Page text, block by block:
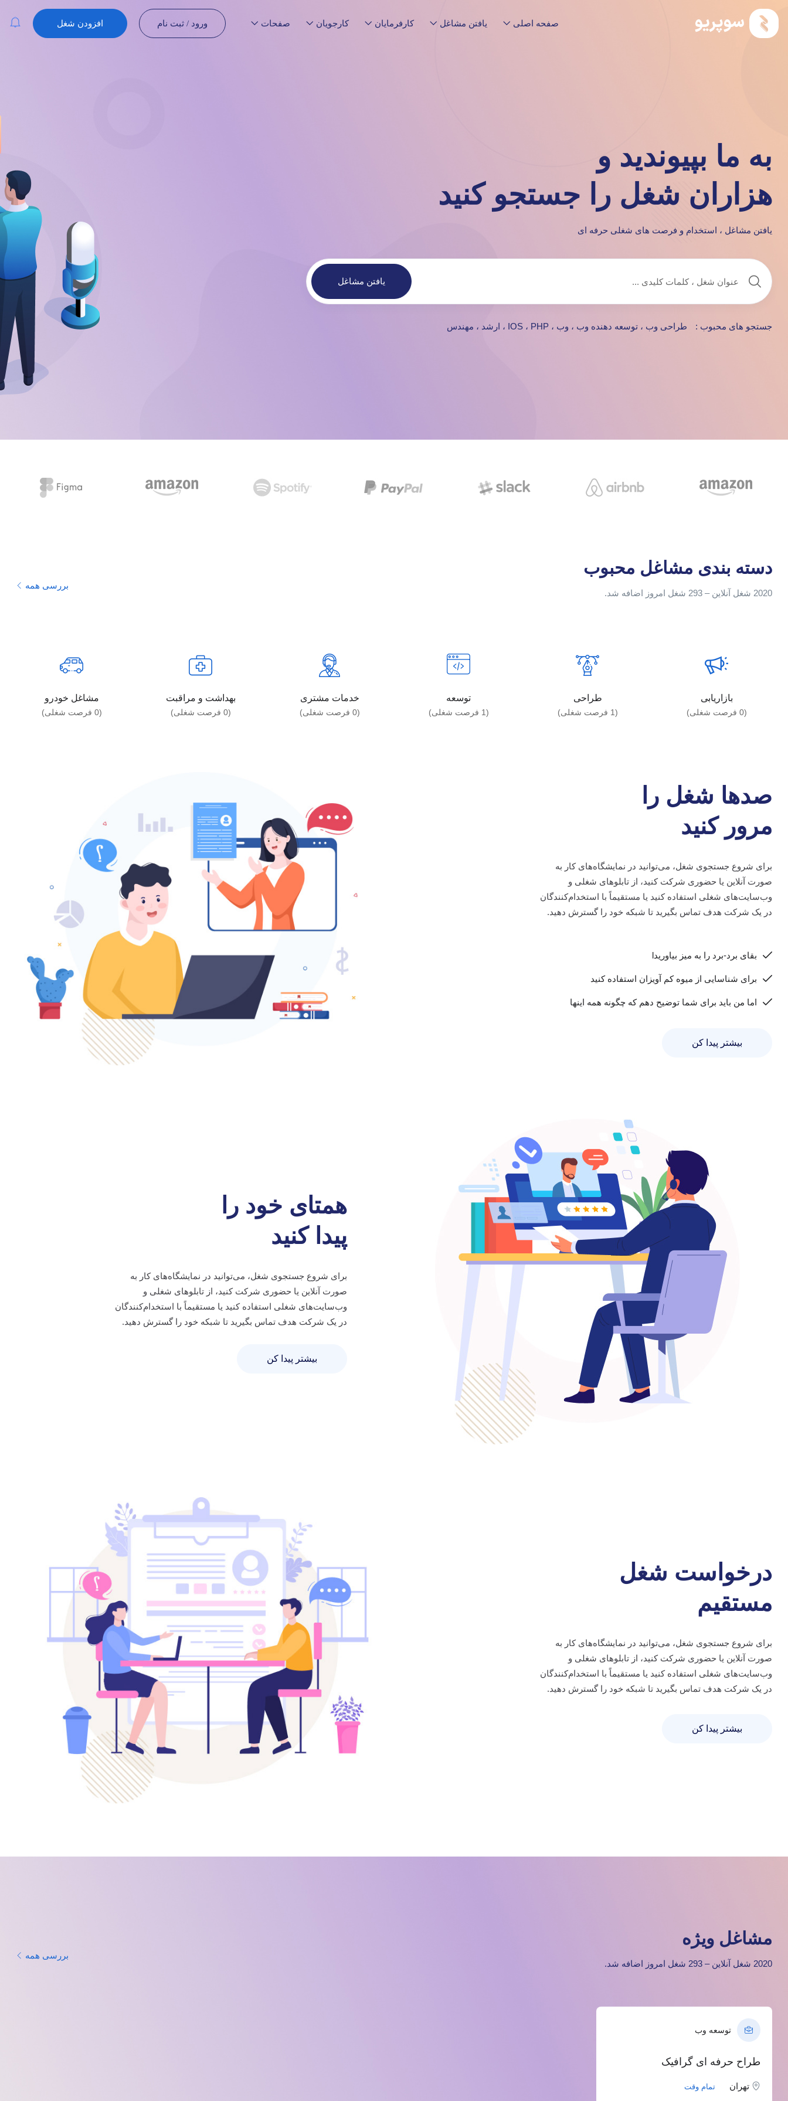
صفحه اصلی یافتن مشاغل کارفرمایان کارجویان صفحات ورود / ثبت نام افزودن شغل
به ما بپیوندید و
هزاران شغل را جستجو کنید
یافتن مشاغل ، استخدام و فرصت های شغلی حرفه ای
یافتن مشاغل
جستجو های محبوب : طراحی وب ، توسعه دهنده وب ، وب ، IOS ، PHP ، ارشد ، مهندس
دسته بندی مشاغل محبوب
2020 شغل آنلاین – 293 شغل امروز اضافه شد.
بررسی همه
بازاریابی
(
0 فرصت شغلی)
طراحی
(
1 فرصت شغلی)
توسعه
(
1 فرصت شغلی)
خدمات مشتری
(
0 فرصت شغلی)
بهداشت و مراقبت
(
0 فرصت شغلی)
مشاغل خودرو
(
0 فرصت شغلی)
صدها شغل را
مرور کنید
برای شروع جستجوی شغل، می‌توانید در نمایشگاه‌های کار به
صورت آنلاین یا حضوری شرکت کنید، از تابلوهای شغلی و
وب‌سایت‌های شغلی استفاده کنید یا مستقیماً با استخدام‌کنندگان
در یک شرکت هدف تماس بگیرید تا شبکه خود را گسترش دهید.
بقای برد-برد را به میز بیاوریدl
برای شناسایی از میوه کم آویزان استفاده کنید
اما من باید برای شما توضیح دهم که چگونه همه اینها
بیشتر پیدا کن
همتای خود را
پیدا کنید
برای شروع جستجوی شغل، می‌توانید در نمایشگاه‌های کار به
صورت آنلاین یا حضوری شرکت کنید، از تابلوهای شغلی و
وب‌سایت‌های شغلی استفاده کنید یا مستقیماً با استخدام‌کنندگان
در یک شرکت هدف تماس بگیرید تا شبکه خود را گسترش دهید.
بیشتر پیدا کن
درخواست شغل
مستقیم
برای شروع جستجوی شغل، می‌توانید در نمایشگاه‌های کار به
صورت آنلاین یا حضوری شرکت کنید، از تابلوهای شغلی و
وب‌سایت‌های شغلی استفاده کنید یا مستقیماً با استخدام‌کنندگان
در یک شرکت هدف تماس بگیرید تا شبکه خود را گسترش دهید.
بیشتر پیدا کن
مشاغل ویژه
2020 شغل آنلاین – 293 شغل امروز اضافه شد.
بررسی همه
توسعه وب
طراح حرفه ای گرافیک
تهران تمام وقت